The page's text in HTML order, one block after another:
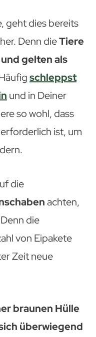
geht dies bereits
Denn dieTiere
gelten als
schleppst
und in Deiner
so wohl, dass
ist, um
die
achten,
die
von Eipakete
Zeit neue
braunen Hülle
überwiegend